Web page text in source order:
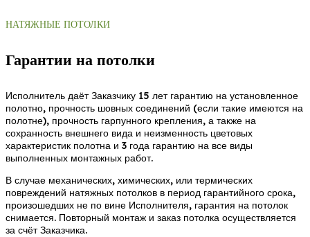
НАТЯЖНЫЕ ПОТОЛКИ
Гарантии на потолки
Исполнитель даёт Заказчику 15 лет гарантию на установленное
полотно, прочность шовных соединений (если такие имеются на
полотне), прочность гарпунного крепления, а также на
сохранность внешнего вида и неизменность цветовых
характеристик полотна и 3 года гарантию на все виды
выполненных монтажных работ.
В случае механических, химических, или термических
повреждений натяжных потолков в период гарантийного срока,
произошедших не по вине Исполнителя, гарантия на потолок
снимается. Повторный монтаж и заказ потолка осуществляется
за счёт Заказчика.